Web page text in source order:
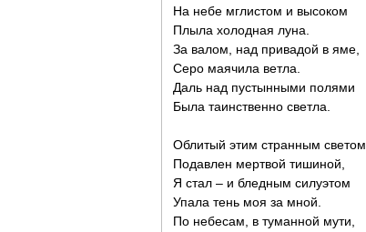
На небе мглистом и высоком
Плыла холодная луна.
За валом, над привадой в яме,
Серо маячила ветла.
Даль над пустынными полями
Была таинственно светла.
Облитый этим странным светом,
Подавлен мертвой тишиной,
Я стал – и бледным силуэтом
Упала тень моя за мной.
По небесам, в туманной мути,